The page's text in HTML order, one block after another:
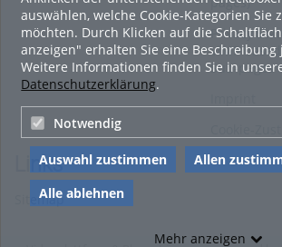
auswählen, welche Cookie-Kategorien Sie
möchten. Durch Klicken auf die
anzeigen" erhalten Sie eine Beschreibung
Weitere Informationen finden Sie in
Datenschutzerklärung.
Notwendig
Auswahl zustimmen
Allen
Alle ablehnen
Mehr anzeigen
Privacy
ViMP
Sub-pages
Links
Sitemap